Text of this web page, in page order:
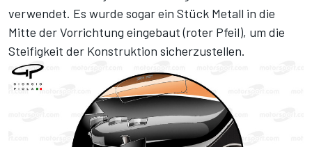
verwendet. Es wurde sogar ein Stück Metall in die
Mitte der Vorrichtung eingebaut (roter Pfeil), um die
Steifigkeit der Konstruktion sicherzustellen.